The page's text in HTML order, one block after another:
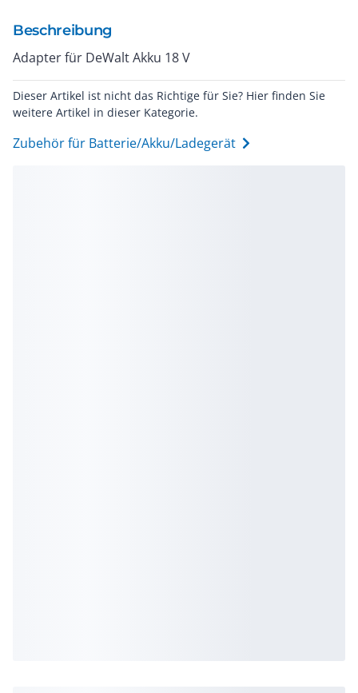
Beschreibung
Adapter für DeWalt Akku 18 V
Dieser Artikel ist nicht das Richtige für Sie? Hier finden Sie
weitere Artikel in dieser Kategorie.
Zubehör für Batterie/Akku/Ladegerät